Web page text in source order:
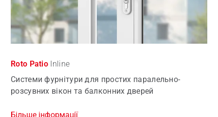
Roto Patio Inline
Системи фурнітури для простих паралельно-
розсувних вікон та балконних дверей
Більше інформації